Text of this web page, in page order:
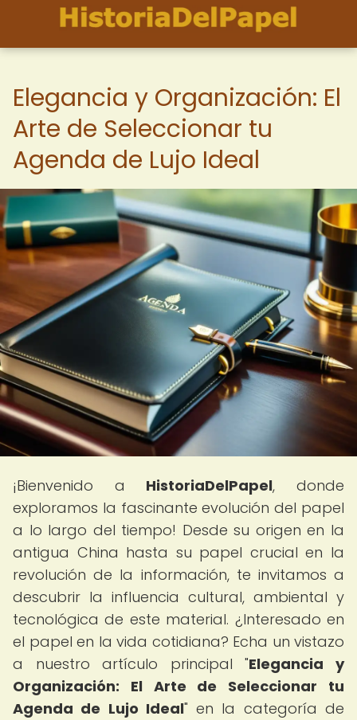
Elegancia y Organización: El
Arte de Seleccionar tu
Agenda de Lujo Ideal
¡Bienvenido a HistoriaDelPapel, donde
exploramos la fascinante evolución del papel
a lo largo del tiempo! Desde su origen en la
antigua China hasta su papel crucial en la
revolución de la información, te invitamos a
descubrir la influencia cultural, ambiental y
tecnológica de este material. ¿Interesado en
el papel en la vida cotidiana? Echa un vistazo
a nuestro artículo principal "Elegancia y
Organización: El Arte de Seleccionar tu
Agenda de Lujo Ideal" en la categoría de